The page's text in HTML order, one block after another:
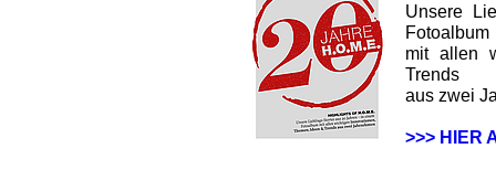
Unsere
Fotoalbum
mit allen
Trends
aus zwei
>>> HIER